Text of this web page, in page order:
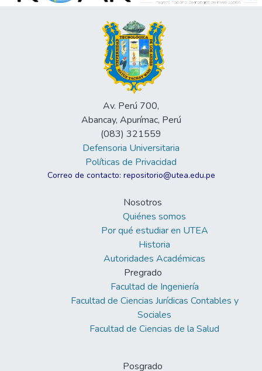
Av. Perú 700,
Abancay, Apurímac, Perú
(083) 321559
Defensoria Universitaria
Políticas de Privacidad
Correo de contacto: repositorio@utea.edu.pe
Nosotros
Quiénes somos
Por qué estudiar en UTEA
Historia
Autoridades Académicas
Pregrado
Facultad de Ingeniería
Facultad de Ciencias Jurídicas Contables y
Sociales
Facultad de Ciencias de la Salud
Posgrado